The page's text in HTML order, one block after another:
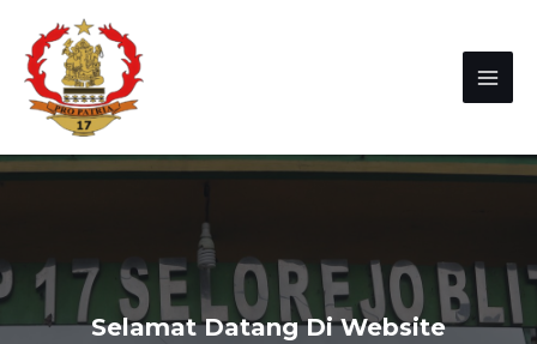
Selamat Datang Di Website